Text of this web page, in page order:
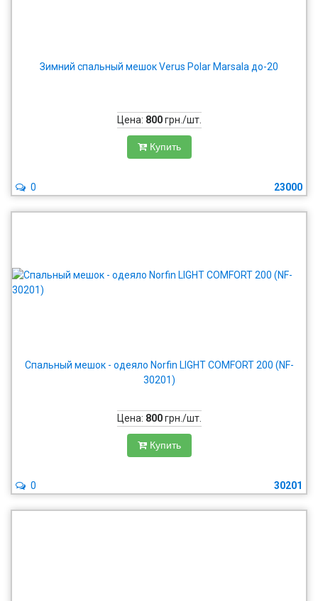
Зимний спальный мешок Verus Polar Marsala до-20
Цена: 800грн./шт.
Купить
23000
0
Спальный мешок - одеяло Norfin LIGHT COMFORT 200 (NF-
30201)
Цена: 800грн./шт.
Купить
30201
0